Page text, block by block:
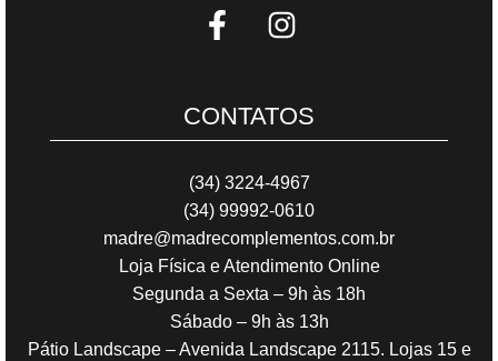
CONTATOS
(34) 3224-4967
(34) 99992-0610
madre@madrecomplementos.com.br
Loja Física e Atendimento Online
Segunda a Sexta – 9h às 18h
Sábado – 9h às 13h
Pátio Landscape – Avenida Landscape 2115. Lojas 15 e